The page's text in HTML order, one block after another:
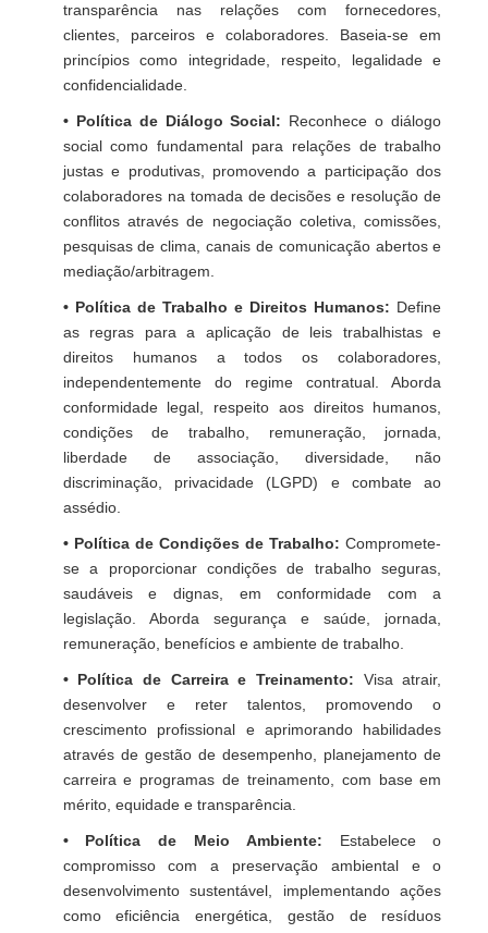
transparência nas relações com fornecedores,
clientes, parceiros e colaboradores. Baseia-se em
princípios como integridade, respeito, legalidade e
confidencialidade.
• Política de Diálogo Social: Reconhece o diálogo
social como fundamental para relações de trabalho
justas e produtivas, promovendo a participação dos
colaboradores na tomada de decisões e resolução de
conflitos através de negociação coletiva, comissões,
pesquisas de clima, canais de comunicação abertos e
mediação/arbitragem.
• Política de Trabalho e Direitos Humanos: Define
as regras para a aplicação de leis trabalhistas e
direitos humanos a todos os colaboradores,
independentemente do regime contratual. Aborda
conformidade legal, respeito aos direitos humanos,
condições de trabalho, remuneração, jornada,
liberdade de associação, diversidade, não
discriminação, privacidade (LGPD) e combate ao
assédio.
• Política de Condições de Trabalho: Compromete-
se a proporcionar condições de trabalho seguras,
saudáveis e dignas, em conformidade com a
legislação. Aborda segurança e saúde, jornada,
remuneração, benefícios e ambiente de trabalho.
• Política de Carreira e Treinamento: Visa atrair,
desenvolver e reter talentos, promovendo o
crescimento profissional e aprimorando habilidades
através de gestão de desempenho, planejamento de
carreira e programas de treinamento, com base em
mérito, equidade e transparência.
• Política de Meio Ambiente: Estabelece o
compromisso com a preservação ambiental e o
desenvolvimento sustentável, implementando ações
como eficiência energética, gestão de resíduos